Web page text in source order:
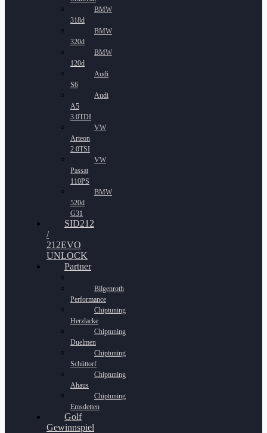
BMW
318d
BMW
320d
BMW
120d
Audi
S6
Audi
A5
3.0TDI
VW
Arteon
2.0TSI
VW
Passat
110PS
BMW
520d
G31
SID212
/
212EVO
UNLOCK
Partner
Bilgenroth
Performance
Chiptuning
Herzlacke
Chiptuning
Duelmen
Chiptuning
Schüttorf
Chiptuning
Ahaus
Chiptuning
Emsdetten
Golf
Gewinnspiel